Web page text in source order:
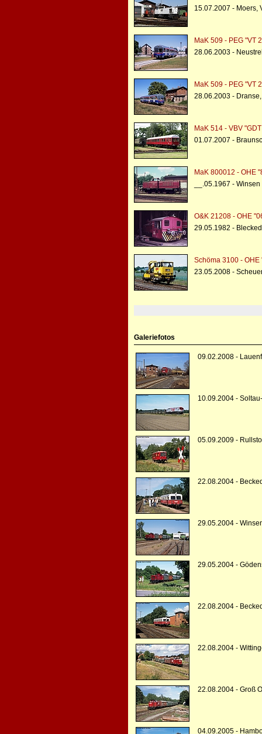
15.07.2007 - Moers,
MaK 509 - PEG "VT
28.06.2003 -
MaK 509 - PEG "VT
28.06.2003 -
MaK 514 - VBV
01.07.2007 -
MaK 800012 - OHE
__.05.1967 -
O&K 21208 - OHE
29.05.1982 -
Schöma 3100 - OHE
23.05.2008 -
Galeriefotos
09.02.2008 -
10.09.2004 -
05.09.2009 -
22.08.2004 -
29.05.2004 -
29.05.2004 -
22.08.2004 -
22.08.2004 -
22.08.2004 - Groß
04.09.2005 -